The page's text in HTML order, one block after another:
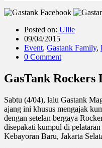
Posted on: Ullie
09/04/2015
Event, Gastank Family,
0 Comment
GasTank Rockers
Sabtu (4/04), lalu Gastank
ajang ini khusus mengajak
dengan setelan bergaya
disepakati kumpul di
Kebayoran Baru, Jakarta